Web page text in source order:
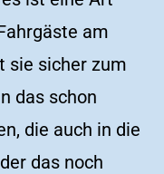
am
sie sicher zum
das schon
die auch in die
das noch